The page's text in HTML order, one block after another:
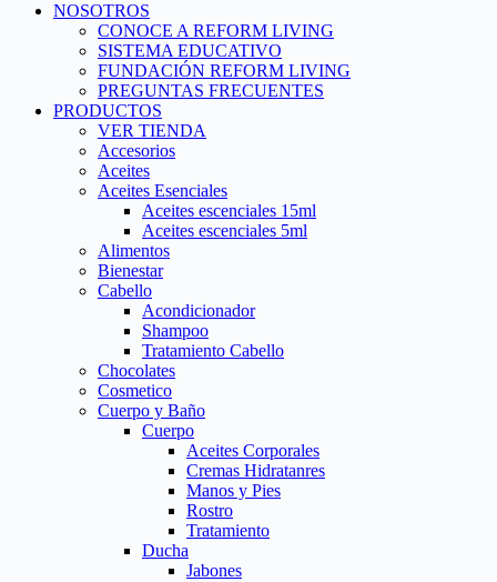
NOSOTROS
CONOCE A REFORM LIVING
SISTEMA EDUCATIVO
FUNDACIÓN REFORM LIVING
PREGUNTAS FRECUENTES
PRODUCTOS
VER TIENDA
Accesorios
Aceites
Aceites Esenciales
Aceites escenciales 15ml
Aceites escenciales 5ml
Alimentos
Bienestar
Cabello
Acondicionador
Shampoo
Tratamiento Cabello
Chocolates
Cosmetico
Cuerpo y Baño
Cuerpo
Aceites Corporales
Cremas Hidratanres
Manos y Pies
Rostro
Tratamiento
Ducha
Jabones